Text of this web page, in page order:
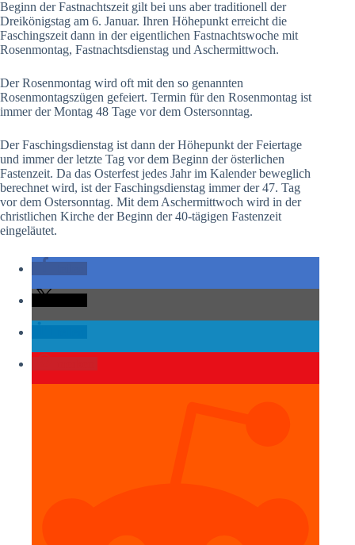
Beginn der Fastnachtszeit gilt bei uns aber traditionell der
Dreikönigstag am 6. Januar. Ihren Höhepunkt erreicht die
Faschingszeit dann in der eigentlichen Fastnachtswoche mit
Rosenmontag, Fastnachtsdienstag und Aschermittwoch.
Der Rosenmontag wird oft mit den so genannten
Rosenmontagszügen gefeiert. Termin für den Rosenmontag ist
immer der Montag 48 Tage vor dem Ostersonntag.
Der Faschingsdienstag ist dann der Höhepunkt der Feiertage
und immer der letzte Tag vor dem Beginn der österlichen
Fastenzeit. Da das Osterfest jedes Jahr im Kalender beweglich
berechnet wird, ist der Faschingsdienstag immer der 47. Tag
vor dem Ostersonntag. Mit dem Aschermittwoch wird in der
christlichen Kirche der Beginn der 40-tägigen Fastenzeit
eingeläutet.